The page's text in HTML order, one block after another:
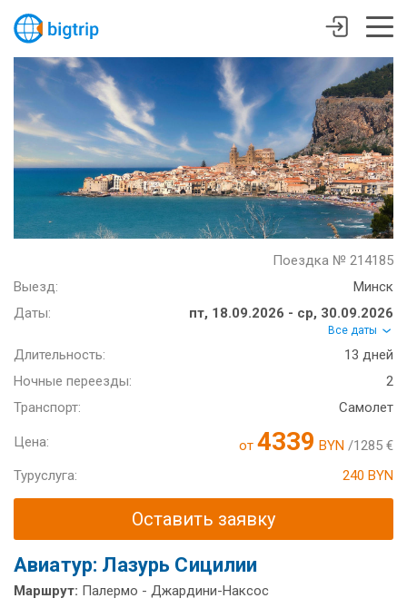
Поездка № 214185
Выезд:
Минск
Даты:
пт, 18.09.2026 - ср, 30.09.2026
Все даты
Длительность:
13 дней
Ночные переезды:
2
Транспорт:
Самолет
Цена: от 4339 BYN /1285 €
Туруслуга:
240 BYN
Оставить заявку
Авиатур: Лазурь Сицилии
Маршрут: Палермо - Джардини-Наксос